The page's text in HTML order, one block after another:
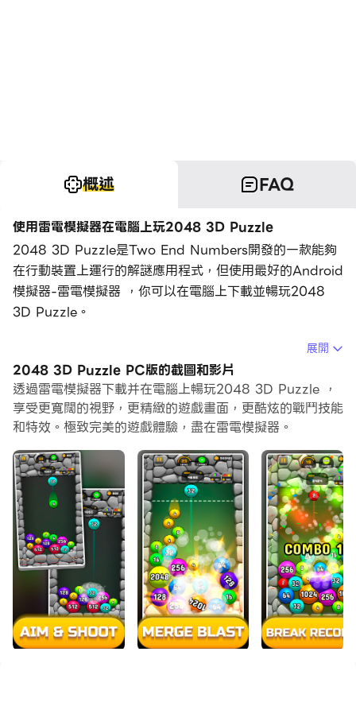
概述 FAQ
使用雷電模擬器在電腦上玩2048 3D Puzzle
2048 3D Puzzle是Two End Numbers開發的一款能夠
在行動裝置上運行的解謎應用程式，但使用最好的Android
模擬器-雷電模擬器 ，你可以在電腦上下載並暢玩2048
3D Puzzle。
在電腦上運行2048 3D Puzzle，您可以在大螢幕上清晰
地瀏覽, 而用滑鼠和鍵盤操控應用程式比用觸摸屏鍵盤要快
得多，同時你將永遠不必擔心設備的電量問題。
通過多開和同步功能，你甚至可以在PC上運行多個應用程
而文件互傳功能讓分享圖像、影片和文件也變得非常容易。
下載2048 3D Puzzle並在PC上運行。享受PC端的大螢
幕和高畫質畫質吧!
💥💥💥酷新2020💥2048 3D拼圖😎
訓練大腦🧠和正念👀玩樂⏳
💎💎💎
展開
2048 3D Puzzle PC版的截圖和影片
透過雷電模擬器下載并在電腦上暢玩2048 3D Puzzle ，
享受更寬闊的視野，更精緻的遊戲畫面，更酷炫的戰鬥技能
和特效。極致完美的遊戲體驗，盡在雷電模擬器。